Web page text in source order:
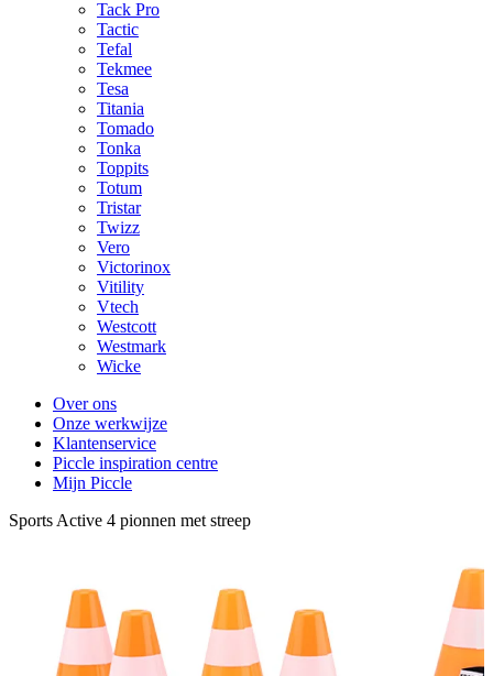
Tack Pro
Tactic
Tefal
Tekmee
Tesa
Titania
Tomado
Tonka
Toppits
Totum
Tristar
Twizz
Vero
Victorinox
Vitility
Vtech
Westcott
Westmark
Wicke
Over ons
Onze werkwijze
Klantenservice
Piccle inspiration centre
Mijn Piccle
Sports Active 4 pionnen met streep